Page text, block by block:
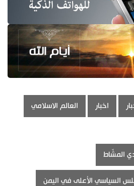
اخبار العالم الاسلامي
المشّاط
السياسي الأعلى في اليمن